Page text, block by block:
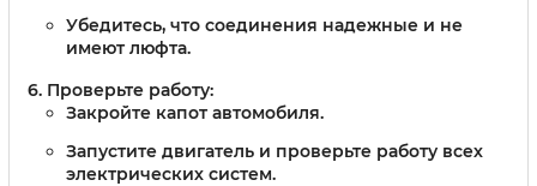
Убедитесь, что соединения надежные и не
имеют люфта.
Проверьте работу:
Закройте капот автомобиля.
Запустите двигатель и проверьте работу всех
электрических систем.